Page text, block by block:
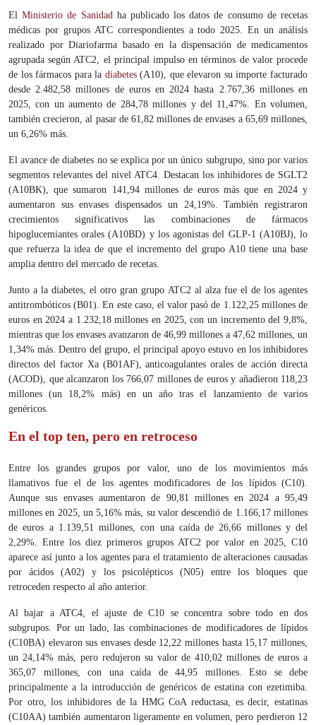
ElMinisterio de Sanidadha publicado los datos de consumo de recetas
médicas por grupos ATC correspondientes a todo 2025. En un análisis
realizado por Diariofarma basado en la dispensación de medicamentos
agrupada según ATC2, el principal impulso en términos de valor procede
de los fármacos para la diabetes(A10), que elevaron su importe facturado
desde 2.482,58 millones de euros en 2024 hasta 2.767,36 millones en
2025, con un aumento de 284,78 millones y del 11,47%. En volumen,
también crecieron, al pasar de 61,82 millones de envases a 65,69 millones,
un 6,26% más.
El avance de diabetes no se explica por un único subgrupo, sino por varios
segmentos relevantes del nivel ATC4. Destacan los inhibidores de SGLT2
(A10BK), que sumaron 141,94 millones de euros más que en 2024 y
aumentaron sus envases dispensados un 24,19%. También registraron
crecimientos significativos las combinaciones de fármacos
hipoglucemiantes orales (A10BD) y los agonistas del GLP-1 (A10BJ), lo
que refuerza la idea de que el incremento del grupo A10 tiene una base
amplia dentro del mercado de recetas.
Junto a la diabetes, el otro gran grupo ATC2 al alza fue el de los agentes
antitrombóticos (B01). En este caso, el valor pasó de 1.122,25 millones de
euros en 2024 a 1.232,18 millones en 2025, con un incremento del 9,8%,
mientras que los envases avanzaron de 46,99 millones a 47,62 millones, un
1,34% más. Dentro del grupo, el principal apoyo estuvo en los inhibidores
directos del factor Xa (B01AF), anticoagulantes orales de acción directa
(ACOD), que alcanzaron los 766,07 millones de euros y añadieron 118,23
millones (un 18,2% más) en un año tras el lanzamiento de varios
genéricos.
En el top ten, pero en retroceso
Entre los grandes grupos por valor, uno de los movimientos más
llamativos fue el de los agentes modificadores de los lípidos (C10).
Aunque sus envases aumentaron de 90,81 millones en 2024 a 95,49
millones en 2025, un 5,16% más, su valor descendió de 1.166,17 millones
de euros a 1.139,51 millones, con una caída de 26,66 millones y del
2,29%. Entre los diez primeros grupos ATC2 por valor en 2025, C10
aparece así junto a los agentes para el tratamiento de alteraciones causadas
por ácidos (A02) y los psicolépticos (N05) entre los bloques que
retroceden respecto al año anterior.
Al bajar a ATC4, el ajuste de C10 se concentra sobre todo en dos
subgrupos. Por un lado, las combinaciones de modificadores de lípidos
(C10BA) elevaron sus envases desde 12,22 millones hasta 15,17 millones,
un 24,14% más, pero redujeron su valor de 410,02 millones de euros a
365,07 millones, con una caída de 44,95 millones. Esto se debe
principalmente a la introducción de genéricos de estatina con ezetimiba.
Por otro, los inhibidores de la HMG CoA reductasa, es decir, estatinas
(C10AA) también aumentaron ligeramente en volumen, pero perdieron 12